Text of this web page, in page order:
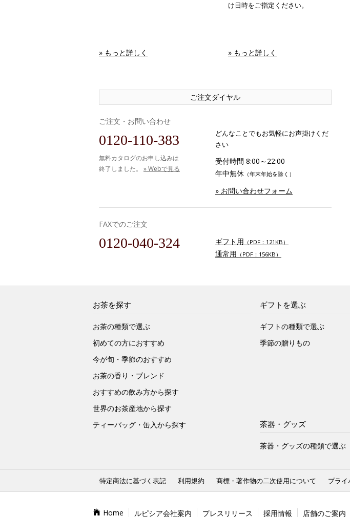
» もっと詳しく
け日時をご指定ください。
» もっと詳しく
ご注文ダイヤル
ご注文・お問い合わせ
0120-110-383
無料カタログのお申し込みは
終了しました。 » Webで見る
どんなことでもお気軽にお声掛けくだ
さい
受付時間 8:00～22:00
年中無休 （年末年始を除く）
» お問い合わせフォーム
FAXでのご注文
0120-040-324 ギフト用 （PDF：121KB）
通常用 （PDF：156KB）
お茶を探す
お茶の種類で選ぶ
初めての方におすすめ
今が旬・季節のおすすめ
お茶の香り・ブレンド
おすすめの飲み方から探す
世界のお茶産地から探す
ティーバッグ・缶入から探す
ギフトを選ぶ
ギフトの種類で選ぶ
季節の贈りもの
茶器・グッズ
茶器・グッズの種類で選ぶ
特定商法に基づく表記 利用規約 商標・著作物の二次使用について プライ
Home ルピシア会社案内 プレスリリース 採用情報 店舗のご案内